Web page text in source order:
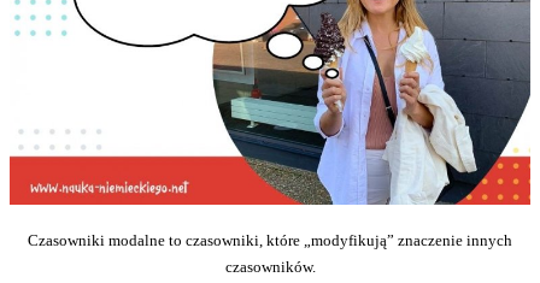
Czasowniki modalne to czasowniki, które „modyfikują” znaczenie innych
czasowników.